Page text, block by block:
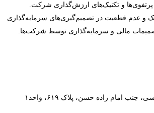
و تکنیک‌های ارزش‌گذاری شرکت.
و عدم قطعیت در تصمیم‌گیری‌های سرمایه‌گذاری
مالی و سرمایه‌گذاری توسط شرکت‌ها.
امام زاده حسن، پلاک ۶۱۹، واحد۱​